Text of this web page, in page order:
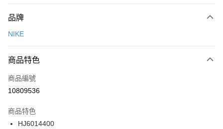
台灣樂天信用卡公司
【關於「AFTEE先享後付」】
便利好安心！
３．安心：先確認商品／服務後，再付款。
【「AFTEE先享後付」結帳流程】
１．於結帳方式選擇「AFTEE先享後付」後，將跳轉至「AFTEE先享後付」
２．訂單成立數日內，您將收到繳費通知簡訊。
３．收到繳費通知簡訊後14天內，點擊此簡訊中的連結，可透過四大超商／
ATM／網路銀行／等多元方式進行付款，方視為交易完成。
運送方式
每筆NT$100，滿NT$1,500(含以上)免運費
宅配
每筆NT$100，滿NT$1,500(含以上)免運費
品牌
NIKE
商品特色
商品編號
10809536
商品特色
HJ6014400